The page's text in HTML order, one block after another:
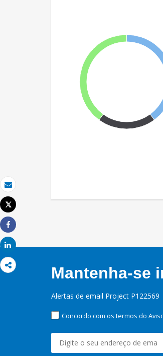
Email
Imprimir
Tweet
Share
Share
Mantenha-se
Alertas de email Project P122569
Concordo com os termos do